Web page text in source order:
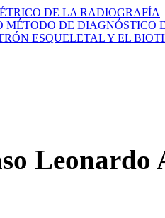
DE LA RADIOGRAFÍA
MÉTODO DE DIAGNÓSTICO
ESQUELETAL Y EL
Leonardo